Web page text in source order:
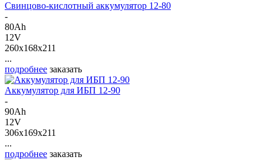
Свинцово-кислотный аккумулятор 12-80
-
80Ah
12V
260x168x211
...
подробнее заказать
Аккумулятор для ИБП 12-90
-
90Ah
12V
306x169x211
...
подробнее заказать